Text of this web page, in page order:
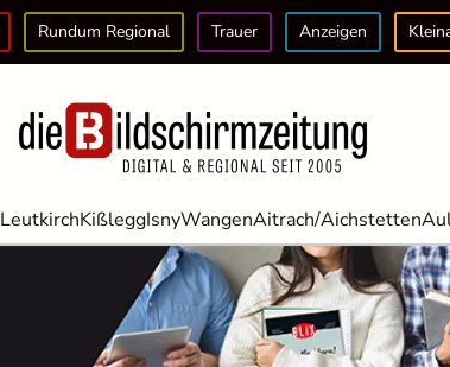
Rundum Regional Trauer Anzeigen
LeutkirchKißleggIsnyWangenAitrach/Aichstetten